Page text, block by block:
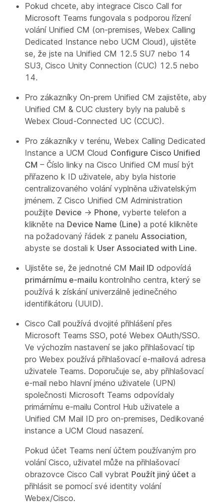
Pokud chcete, aby integrace Cisco Call for
Microsoft Teams fungovala s podporou řízení
volání Unified CM (on-premises, Webex Calling
Dedicated Instance nebo UCM Cloud), ujistěte
se, že jste na Unified CM 12.5 SU7 nebo 14
SU3, Cisco Unity Connection (CUC) 12.5 nebo
14.
Pro zákazníky On-prem Unified CM zajistěte, aby
Unified CM & CUC clustery byly na palubě s
Webex Cloud-Connected UC (CCUC).
Pro zákazníky v terénu, Webex Calling Dedicated
Instance a UCM Cloud Configure Cisco Unified
CM – Číslo linky na Cisco Unified CM musí být
přiřazeno k ID uživatele, aby byla historie
centralizovaného volání vyplněna uživatelským
jménem. Z Cisco Unified CM Administration
použijte Device → Phone, vyberte telefon a
klikněte na Device Name (Line) a poté klikněte
na požadovaný řádek z panelu Association,
abyste se dostali k User Associated with Line.
Ujistěte se, že jednotné CM Mail ID odpovídá
primárnímu e-mailu kontrolního centra, který se
používá k získání univerzálně jedinečného
identifikátoru (UUID).
Cisco Call používá dvojité přihlášení přes
Microsoft Teams SSO, poté Webex OAuth/SSO.
Ve výchozím nastavení se jako přihlašovací tip
pro Webex používá přihlašovací e-mailová adresa
uživatele Teams. Doporučuje se, aby přihlašovací
e-mail nebo hlavní jméno uživatele (UPN)
společnosti Microsoft Teams odpovídaly
primárnímu e-mailu Control Hub uživatele a
Unified CM Mail ID pro on-premises, Dedikované
instance a UCM Cloud nasazení.
Pokud účet Teams není účtem používaným pro
volání Cisco, uživatel může na přihlašovací
obrazovce Cisco Call vybrat Použít jiný účet a
přihlásit se pomocí své identity volání
Webex/Cisco.